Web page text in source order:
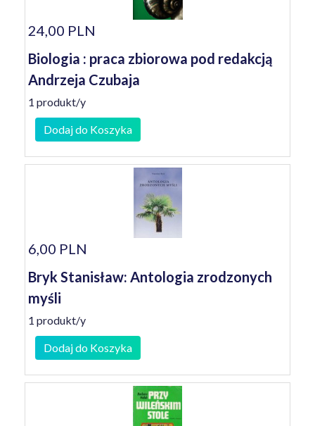
24,00 PLN
Biologia : praca zbiorowa pod redakcją
Andrzeja Czubaja
1 produkt/y
Dodaj do Koszyka
6,00 PLN
Bryk Stanisław: Antologia zrodzonych
myśli
1 produkt/y
Dodaj do Koszyka